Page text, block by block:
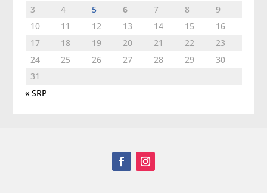
3
4 5 6 7 8
9
10
11 12 13 14 15
16
17
18 19 20 21 22
23
24
25 26 27 28 29
30
31
« SRP